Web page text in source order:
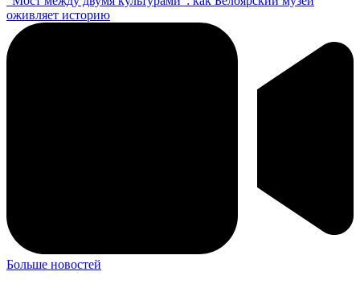
оживляет историю
Больше новостей